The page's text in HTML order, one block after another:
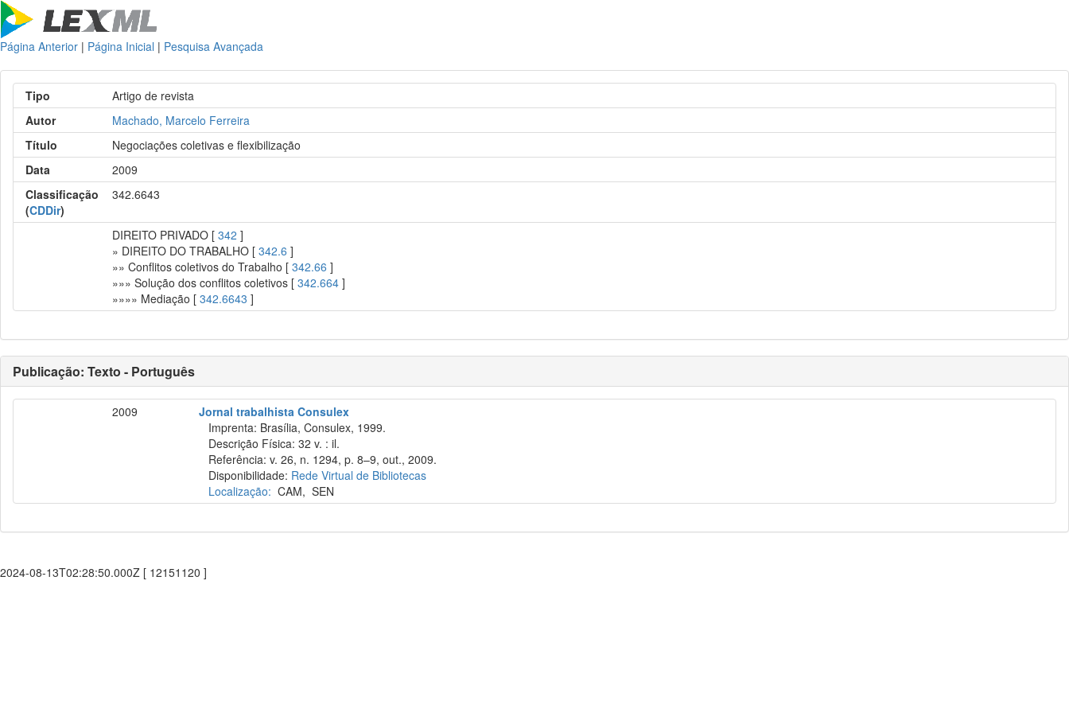
Página Anterior | Página Inicial | Pesquisa Avançada
Tipo
Artigo de revista
Autor
Machado, Marcelo Ferreira
Título
Negociações coletivas e flexibilização
Data
2009
Classificação
(CDDir)
342.6643
DIREITO PRIVADO [342 ]
» DIREITO DO TRABALHO [342.6 ]
»» Conflitos coletivos do Trabalho [342.66 ]
»»» Solução dos conflitos coletivos [342.664 ]
»»»» Mediação [342.6643 ]
Publicação: Texto - Português
2009
Jornal trabalhista Consulex
Imprenta: Brasília, Consulex, 1999.
Descrição Física: 32 v. : il.
Referência: v. 26, n. 1294, p. 8–9, out., 2009.
Disponibilidade: Rede Virtual de Bibliotecas
Localização: CAM,SEN
2024-08-13T02:28:50.000Z [ 12151120 ]